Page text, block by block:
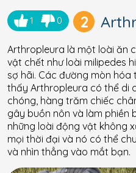
1 0 2
Arthropleura là một loài ăn
vật chết như loài milipedes
sợ hãi. Các đường mòn
thấy Arthropleura có thể di
chóng, hàng trăm chiếc
gây buồn nôn và làm phiền
những loài động vật không
mọi thời đại và nó có thể
và nhìn thẳng vào mắt bạn.